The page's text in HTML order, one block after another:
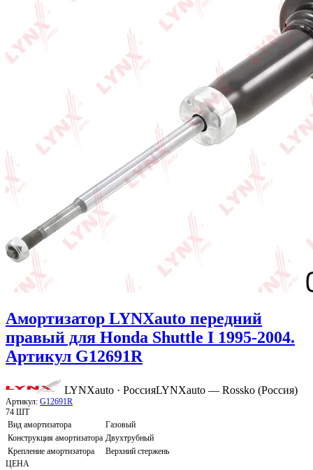
Амортизатор LYNXauto передний
правый для Honda Shuttle I 1995-2004.
Артикул G12691R
LYNXauto · РоссияLYNXauto — Rossko (Россия)
Артикул: G12691R
74 ШТ
Вид амортизатора
Газовый
Конструкция амортизатора Двухтрубный
Крепление амортизатора
Верхний стержень
ЦЕНА